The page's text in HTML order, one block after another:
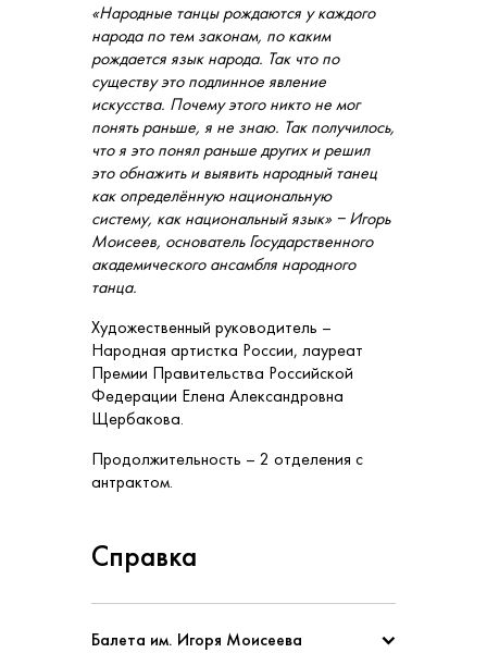
«Народные танцы рождаются у каждого
народа по тем законам, по каким
рождается язык народа. Так что по
существу это подлинное явление
искусства. Почему этого никто не мог
понять раньше, я не знаю. Так получилось,
что я это понял раньше других и решил
это обнажить и выявить народный танец
как определённую национальную
систему, как национальный язык» − Игорь
Моисеев, основатель Государственного
академического ансамбля народного
танца.
Художественный руководитель –
Народная артистка России, лауреат
Премии Правительства Российской
Федерации Елена Александровна
Щербакова.
Продолжительность – 2 отделения с
антрактом.
Справка
Балета им. Игоря Моисеева